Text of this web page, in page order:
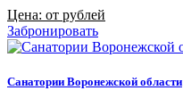
Цена: от рублей
Забронировать
Санатории Воронежской области